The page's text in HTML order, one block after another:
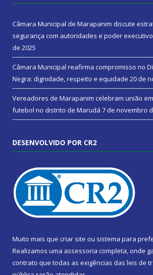
Câmara Municipal de Marapanim discute
segurança com autoridades e poder executivo
de 2025
Câmara Municipal reafirma compromisso no
Negra: dignidade, respeito e equidade 20 de
Vereadores de Marapanim celebram união
futebol no distrito de Marudá 7 de novembro
DESENVOLVIDO POR CR2
Muito mais que criar site ou sistema para
Realizamos uma assessoria completa, onde
contrato que todas as exigências das leis de